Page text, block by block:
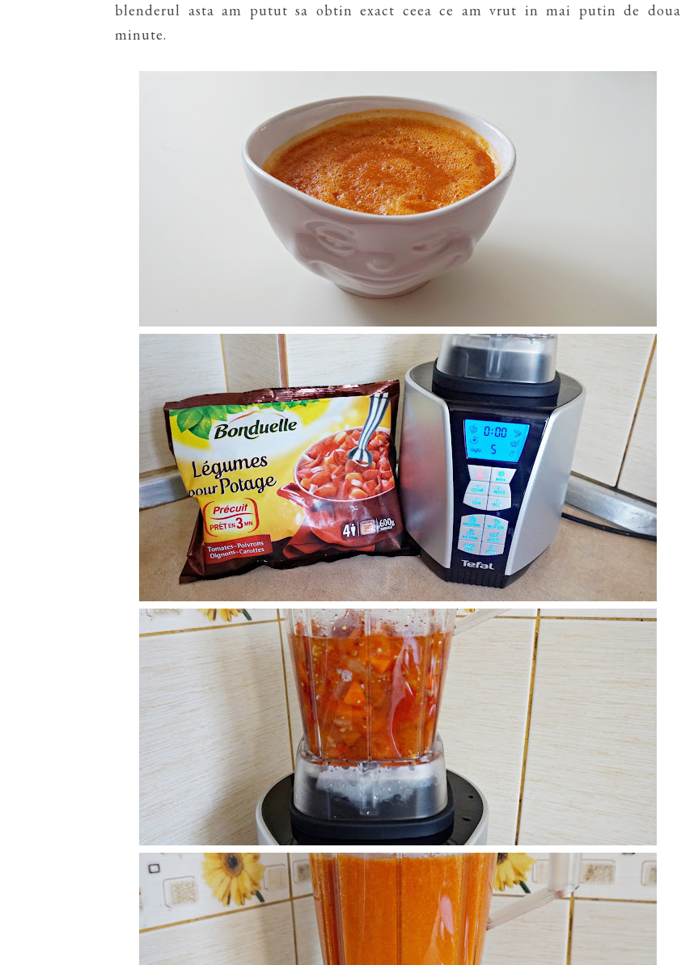
blenderul asta am putut sa obtin exact ceea ce am vrut in mai putin de doua
minute.